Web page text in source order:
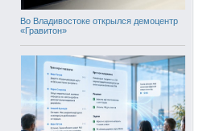
Во Владивостоке открылся демоцентр
«Гравитон»